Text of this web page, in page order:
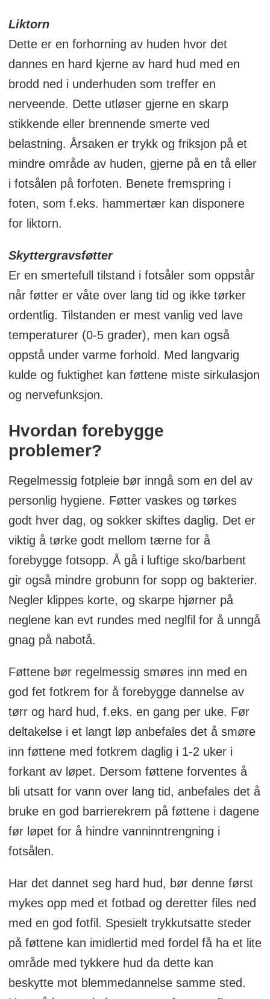
Liktorn
Dette er en forhorning av huden hvor det
dannes en hard kjerne av hard hud med en
brodd ned i underhuden som treffer en
nerveende. Dette utløser gjerne en skarp
stikkende eller brennende smerte ved
belastning. Årsaken er trykk og friksjon på et
mindre område av huden, gjerne på en tå eller
i fotsålen på forfoten. Benete fremspring i
foten, som f.eks. hammertær kan disponere
for liktorn.
Skyttergravsføtter
Er en smertefull tilstand i fotsåler som oppstår
når føtter er våte over lang tid og ikke tørker
ordentlig. Tilstanden er mest vanlig ved lave
temperaturer (0-5 grader), men kan også
oppstå under varme forhold. Med langvarig
kulde og fuktighet kan føttene miste sirkulasjon
og nervefunksjon.
Hvordan forebygge
problemer?
Regelmessig fotpleie bør inngå som en del av
personlig hygiene. Føtter vaskes og tørkes
godt hver dag, og sokker skiftes daglig. Det er
viktig å tørke godt mellom tærne for å
forebygge fotsopp. Å gå i luftige sko/barbent
gir også mindre grobunn for sopp og bakterier.
Negler klippes korte, og skarpe hjørner på
neglene kan evt rundes med neglfil for å unngå
gnag på nabotå.
Føttene bør regelmessig smøres inn med en
god fet fotkrem for å forebygge dannelse av
tørr og hard hud, f.eks. en gang per uke. Før
deltakelse i et langt løp anbefales det å smøre
inn føttene med fotkrem daglig i 1-2 uker i
forkant av løpet. Dersom føttene forventes å
bli utsatt for vann over lang tid, anbefales det å
bruke en god barrierekrem på føttene i dagene
før løpet for å hindre vanninntrengning i
fotsålen.
Har det dannet seg hard hud, bør denne først
mykes opp med et fotbad og deretter files ned
med en god fotfil. Spesielt trykkutsatte steder
på føttene kan imidlertid med fordel få ha et lite
område med tykkere hud da dette kan
beskytte mot blemmedannelse samme sted.